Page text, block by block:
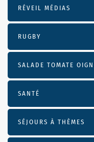
RÉVEIL MÉDIAS
RUGBY
SALADE TOMATE
SANTÉ
SÉJOURS À THÈMES